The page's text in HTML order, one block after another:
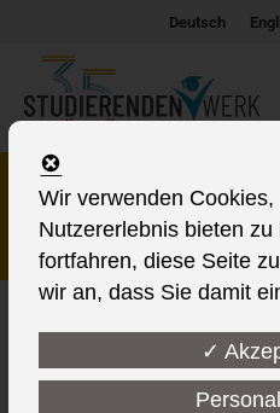
Deutsch
This post is also available
Wir verwenden
Nutzererlebnis bieten
fortfahren, diese Seite
wir an, dass Sie damit
✓